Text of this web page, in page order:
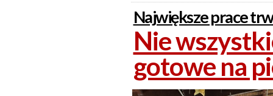
Największe prace
Nie
gotowe na